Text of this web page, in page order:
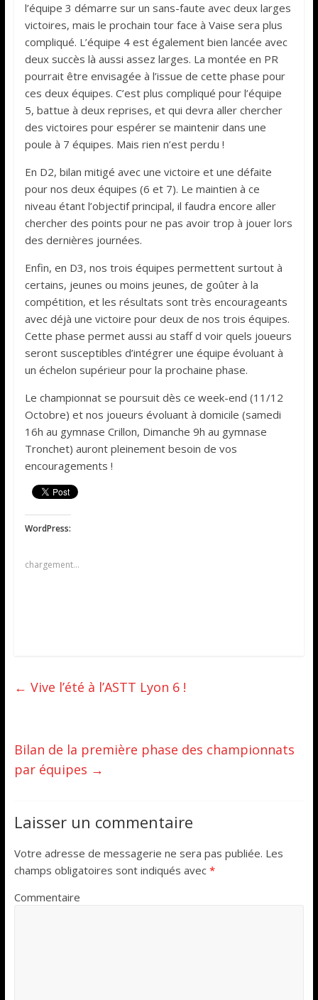
l’équipe 3 démarre sur un sans-faute avec deux larges
victoires, mais le prochain tour face à Vaise sera plus
compliqué. L’équipe 4 est également bien lancée avec
deux succès là aussi assez larges. La montée en PR
pourrait être envisagée à l’issue de cette phase pour
ces deux équipes. C’est plus compliqué pour l’équipe
5, battue à deux reprises, et qui devra aller chercher
des victoires pour espérer se maintenir dans une
poule à 7 équipes. Mais rien n’est perdu !
En D2, bilan mitigé avec une victoire et une défaite
pour nos deux équipes (6 et 7). Le maintien à ce
niveau étant l’objectif principal, il faudra encore aller
chercher des points pour ne pas avoir trop à jouer lors
des dernières journées.
Enfin, en D3, nos trois équipes permettent surtout à
certains, jeunes ou moins jeunes, de goûter à la
compétition, et les résultats sont très encourageants
avec déjà une victoire pour deux de nos trois équipes.
Cette phase permet aussi au staff d voir quels joueurs
seront susceptibles d’intégrer une équipe évoluant à
un échelon supérieur pour la prochaine phase.
Le championnat se poursuit dès ce week-end (11/12
Octobre) et nos joueurs évoluant à domicile (samedi
16h au gymnase Crillon, Dimanche 9h au gymnase
Tronchet) auront pleinement besoin de vos
encouragements !
WordPress:
chargement…
← Vive l’été à l’ASTT Lyon 6 !
Bilan de la première phase des championnats
par équipes →
Laisser un commentaire
Votre adresse de messagerie ne sera pas publiée. Les
champs obligatoires sont indiqués avec *
Commentaire